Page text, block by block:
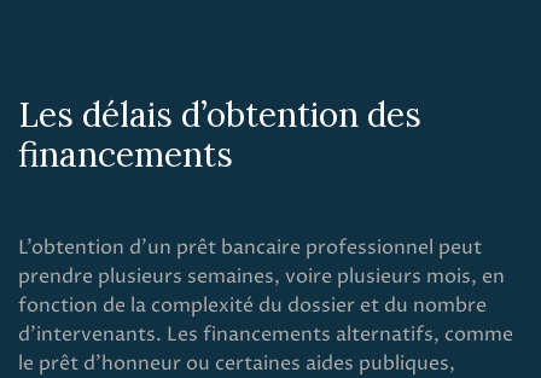
Les délais d’obtention des
financements
L’obtention d’un prêt bancaire professionnel peut
prendre plusieurs semaines, voire plusieurs mois, en
fonction de la complexité du dossier et du nombre
d’intervenants. Les financements alternatifs, comme
le prêt d’honneur ou certaines aides publiques,